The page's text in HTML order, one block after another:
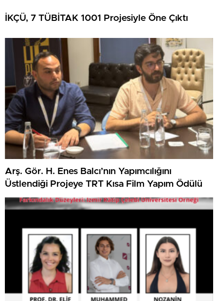
İKÇÜ, 7 TÜBİTAK 1001 Projesiyle Öne Çıktı
Arş. Gör. H. Enes Balcı’nın Yapımcılığını
Üstlendiği Projeye TRT Kısa Film Yapım Ödülü